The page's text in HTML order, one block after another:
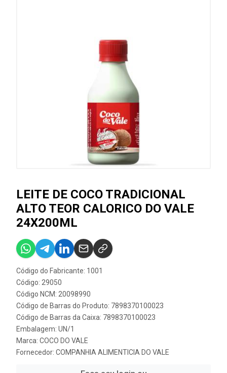
LEITE DE COCO TRADICIONAL
ALTO TEOR CALORICO DO VALE
24X200ML
Código do Fabricante: 1001
Código: 29050
Código NCM: 20098990
Código de Barras do Produto: 7898370100023
Código de Barras da Caixa: 7898370100023
Embalagem: UN/1
Marca: COCO DO VALE
Fornecedor: COMPANHIA ALIMENTICIA DO VALE